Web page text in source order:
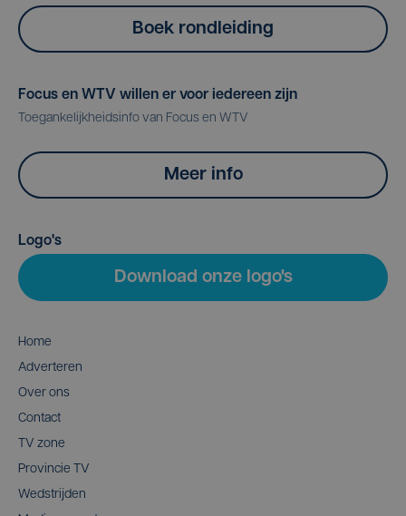
Boek rondleiding
Focus en WTV willen er voor iedereen zijn
Toegankelijkheidsinfo van Focus en WTV
Meer info
Logo's
Download onze logo's
Home
Adverteren
Over ons
Contact
TV zone
Provincie TV
Wedstrijden